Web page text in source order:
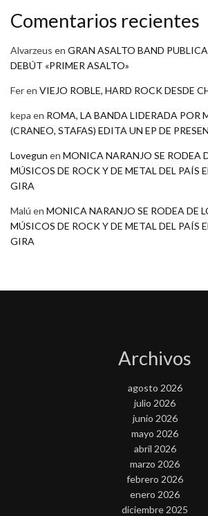
Comentarios recientes
Alvarzeus en GRAN ASALTO BAND
DEBÚT «PRIMER ASALTO»
Feren VIEJO ROBLE, HARD ROCK DESDE
kepa en ROMA, LA BANDA LIDERADA POR
(CRANEO, STAFAS) EDITA UN EP DE
Lovegun en MONICA NARANJO SE RODEA
MÚSICOS DE ROCK Y DE METAL DEL PAÍS
GIRA
Malú en MONICA NARANJO SE RODEA DE
MÚSICOS DE ROCK Y DE METAL DEL PAÍS
GIRA
Archivos
agosto 2026
julio 2026
junio 2026
mayo 2026
abril 2026
marzo 2026
febrero 2026
enero 2026
diciembre 2025